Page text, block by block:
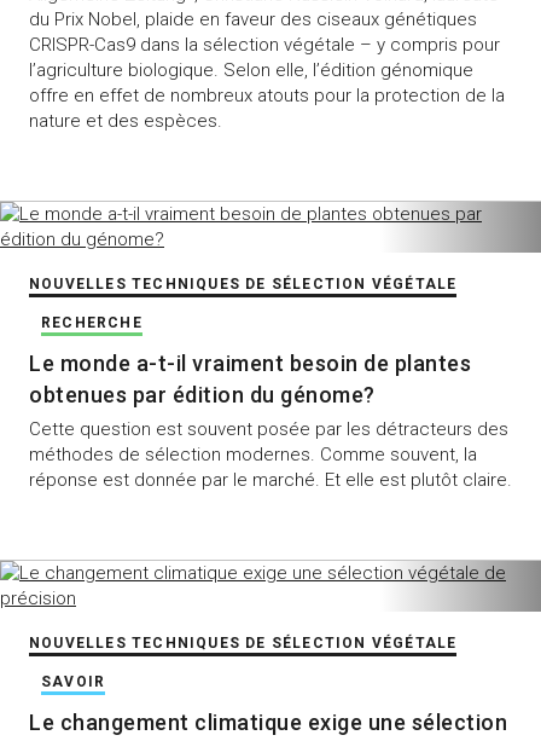
du Prix Nobel, plaide en faveur des ciseaux génétiques
CRISPR-Cas9 dans la sélection végétale – y compris pour
l’agriculture biologique. Selon elle, l’édition génomique
offre en effet de nombreux atouts pour la protection de la
nature et des espèces.
NOUVELLES TECHNIQUES DE SÉLECTION VÉGÉTALE
RECHERCHE
Le monde a-t-il vraiment besoin de plantes
obtenues par édition du génome?
Cette question est souvent posée par les détracteurs des
méthodes de sélection modernes. Comme souvent, la
réponse est donnée par le marché. Et elle est plutôt claire.
NOUVELLES TECHNIQUES DE SÉLECTION VÉGÉTALE
SAVOIR
Le changement climatique exige une sélection